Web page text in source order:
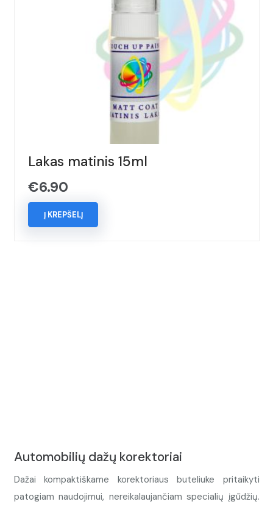
Lakas matinis 15ml
€6.90
Į KREPŠELĮ
Automobilių dažų korektoriai
Dažai kompaktiškame korektoriaus buteliuke pritaikyti
patogiam naudojimui, nereikalaujančiam specialių įgūdžių.